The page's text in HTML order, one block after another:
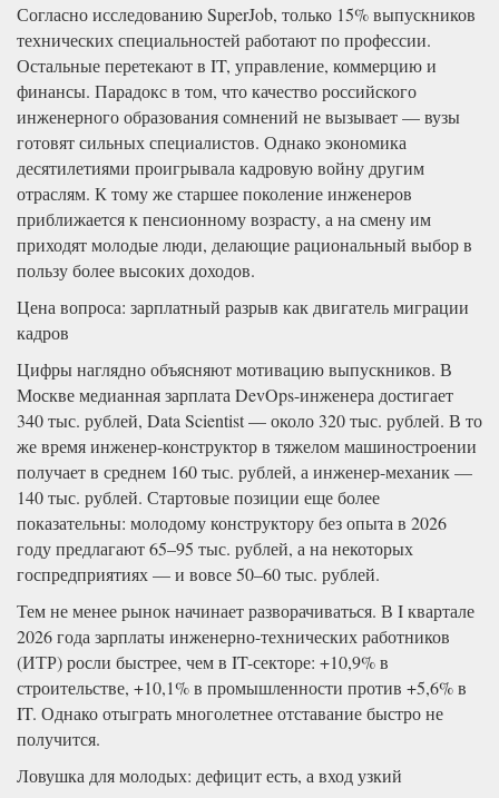
Согласно исследованию SuperJob, только 15% выпускников
технических специальностей работают по профессии.
Остальные перетекают в IT, управление, коммерцию и
финансы. Парадокс в том, что качество российского
инженерного образования сомнений не вызывает — вузы
готовят сильных специалистов. Однако экономика
десятилетиями проигрывала кадровую войну другим
отраслям. К тому же старшее поколение инженеров
приближается к пенсионному возрасту, а на смену им
приходят молодые люди, делающие рациональный выбор в
пользу более высоких доходов.
Цена вопроса: зарплатный разрыв как двигатель миграции
кадров
Цифры наглядно объясняют мотивацию выпускников. В
Москве медианная зарплата DevOps-инженера достигает
340 тыс. рублей, Data Scientist — около 320 тыс. рублей. В то
же время инженер-конструктор в тяжелом машиностроении
получает в среднем 160 тыс. рублей, а инженер-механик —
140 тыс. рублей. Стартовые позиции еще более
показательны: молодому конструктору без опыта в 2026
году предлагают 65–95 тыс. рублей, а на некоторых
госпредприятиях — и вовсе 50–60 тыс. рублей.
Тем не менее рынок начинает разворачиваться. В I квартале
2026 года зарплаты инженерно-технических работников
(ИТР) росли быстрее, чем в IT-секторе: +10,9% в
строительстве, +10,1% в промышленности против +5,6% в
IT. Однако отыграть многолетнее отставание быстро не
получится.
Ловушка для молодых: дефицит есть, а вход узкий